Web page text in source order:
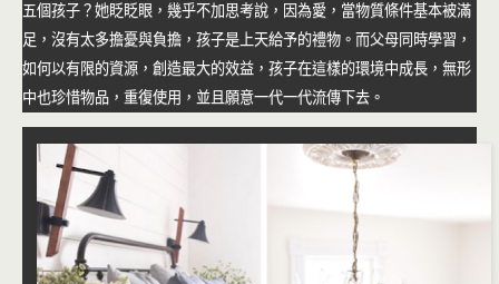
五個孩子？她眨眨眼，幾乎不加思考說，因為愛，當物質條件基本被滿
足，沒有太多擔憂與負擔，孩子是上天給予的禮物。而父母同時學習，
如何以有限的資源，創造最大的效益，孩子在這樣的環境中成長，無形
中也珍惜物品，重復使用，並且願意一代一代流傳下去。